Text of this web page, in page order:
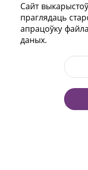
праспект
г. Мiнск,
Тэл.: (+375 17)
Эл. пошта:
Сайт
праглядаць
апрацоўку
даных.